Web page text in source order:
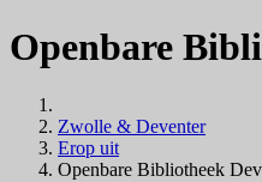
Openbare
Zwolle & Deventer
Erop uit
Openbare Bibliotheek